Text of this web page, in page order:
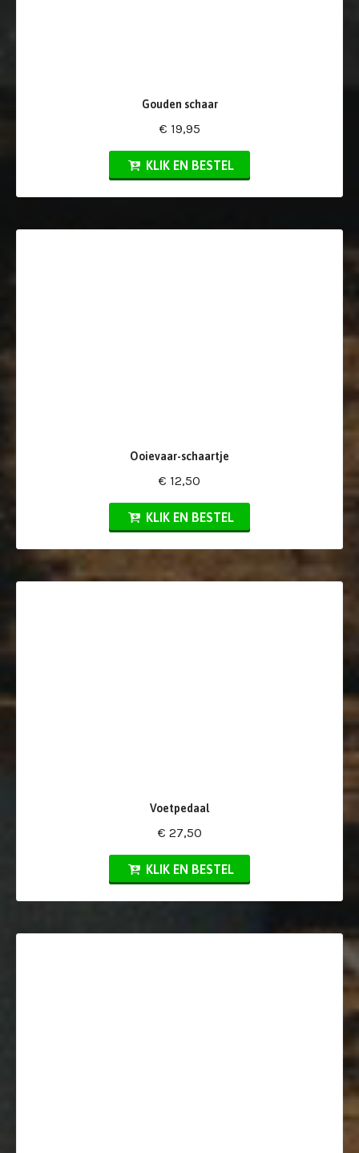
Gouden schaar
€ 19,95
KLIK EN BESTEL
Ooievaar-schaartje
€ 12,50
KLIK EN BESTEL
Voetpedaal
€ 27,50
KLIK EN BESTEL